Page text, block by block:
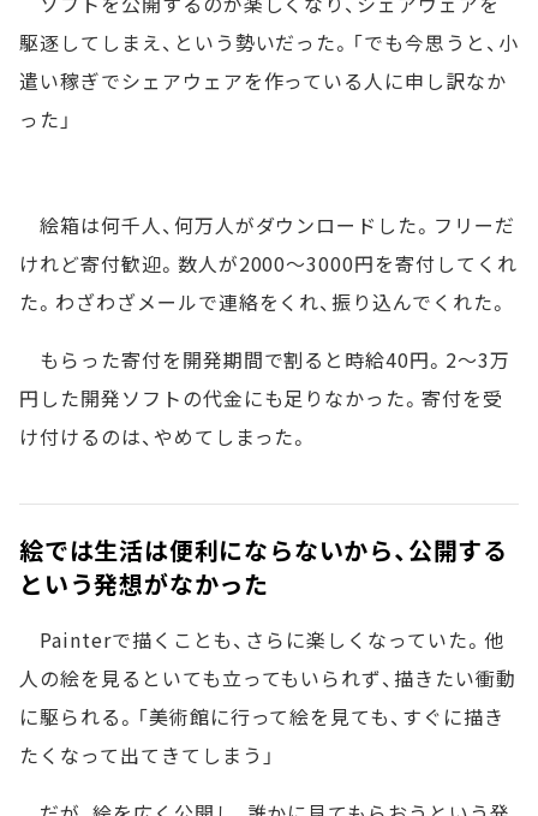
駆逐してしまえ、という勢いだった。「でも今思うと、小
遣い稼ぎでシェアウェアを作っている人に申し訳なか
った」
絵箱は何千人、何万人がダウンロードした。フリーだ
けれど寄付歓迎。数人が2000～3000円を寄付してくれ
た。わざわざメールで連絡をくれ、振り込んでくれた。
もらった寄付を開発期間で割ると時給40円。2～3万
円した開発ソフトの代金にも足りなかった。寄付を受
け付けるのは、やめてしまった。
絵では生活は便利にならないから、公開する
という発想がなかった
Painterで描くことも、さらに楽しくなっていた。他
人の絵を見るといても立ってもいられず、描きたい衝動
に駆られる。「美術館に行って絵を見ても、すぐに描き
たくなって出てきてしまう」